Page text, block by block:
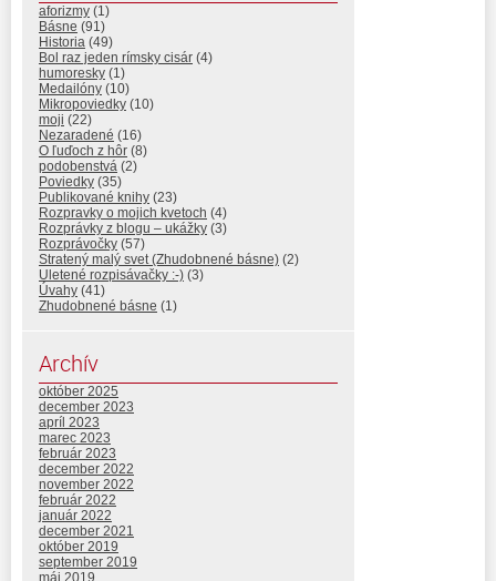
aforizmy (1)
Básne (91)
Historia (49)
Bol raz jeden rímsky cisár (4)
humoresky (1)
Medailóny (10)
Mikropoviedky (10)
moji (22)
Nezaradené (16)
O ľuďoch z hôr (8)
podobenstvá (2)
Poviedky (35)
Publikované knihy (23)
Rozpravky o mojich kvetoch (4)
Rozprávky z blogu – ukážky (3)
Rozprávočky (57)
Stratený malý svet (Zhudobnené básne) (2)
Uletené rozpisávačky :-) (3)
Úvahy (41)
Zhudobnené básne (1)
Archív
október 2025
december 2023
apríl 2023
marec 2023
február 2023
december 2022
november 2022
február 2022
január 2022
december 2021
október 2019
september 2019
máj 2019